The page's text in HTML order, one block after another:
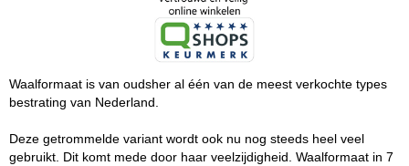
Waalformaat is van oudsher al één van de meest verkochte types
bestrating van Nederland.
Deze getrommelde variant wordt ook nu nog steeds heel veel
gebruikt. Dit komt mede door haar veelzijdigheid. Waalformaat in 7